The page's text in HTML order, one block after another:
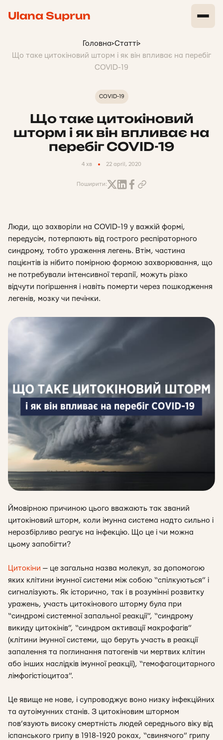
Ulana Suprun
Головна>Статті>
Що таке цитокіновий шторм і як він впливає на перебіг
COVID-19
COVID-19
Що таке цитокіновий
шторм і як він впливає на
перебіг COVID-19
4 хв 22 april, 2020
Поширити:
Люди, що захворіли на COVID-19 у важкій формі,
передусім, потерпають від гострого респіраторного
синдрому, тобто ураження легень. Втім, частина
пацієнтів із нібито помірною формою захворювання, що
не потребували інтенсивної терапії, можуть різко
відчути погіршення і навіть померти через пошкодження
легенів, мозку чи печінки.
Ймовірною причиною цього вважають так званий
цитокіновий шторм, коли імунна система надто сильно і
нерозбірливо реагує на інфекцію. Що це і чи можна
цьому запобігти?
Цитокіни — це загальна назва молекул, за допомогою
яких клітини імунної системи між собою “спілкуються” і
сигналізують. Як історично, так і в розумінні розвитку
уражень, участь цитокінового шторму була при
“синдромі системної запальної реакції”, “синдрому
викиду цитокінів”, “синдром активації макрофагів”
(клітини імунної системи, що беруть участь в реакції
запалення та поглинання патогенів чи мертвих клітин
або інших наслідків імунної реакції), “гемофагоцитарного
лімфогістіоцитоз”.
Це явище не нове, і супроводжує воно низку інфекційних
та аутоімунних станів. З цитокіновим штормом
пов’язують високу смертність людей середнього віку від
іспанського грипу в 1918-1920 роках, “свинячого” грипу